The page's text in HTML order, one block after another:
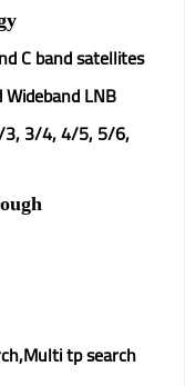
C band satellites
LNB
3, 3/4, 4/5, 5/6,
tp search